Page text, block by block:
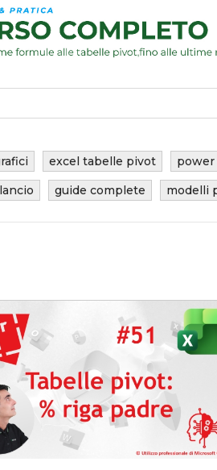
excel tabelle pivot power
guide complete modelli